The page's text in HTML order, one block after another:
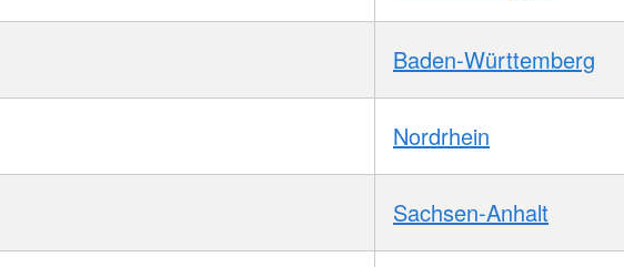
Baden-Württemberg
Nordrhein
Sachsen-Anhalt